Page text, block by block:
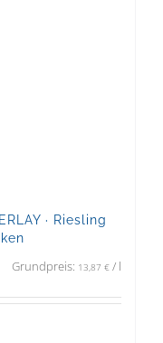
· Riesling
Grundpreis: 13,87 €/ l